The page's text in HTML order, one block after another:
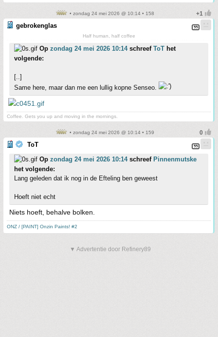
• zondag 24 mei 2026 @ 10:14 • 158
gebrokenglas
Half human, half coffee
Op zondag 24 mei 2026 10:14schreef ToT het
volgende:
[..]
Same here, maar dan me een lullig kopne Senseo.
Coffee. Gets you up and moving in the mornings.
• zondag 24 mei 2026 @ 10:14 • 159
ToT
Op zondag 24 mei 2026 10:14schreef Pinnenmutske
het volgende:
Lang geleden dat ik nog in de Efteling ben geweest
Hoeft niet echt
Niets hoeft, behalve bolken.
ONZ / [PAINT] Onzin Paints! #2
▼ Advertentie door Refinery89